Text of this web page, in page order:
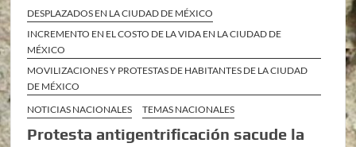
DESPLAZADOS EN LA CIUDAD DE MÉXICO
INCREMENTO EN EL COSTO DE LA VIDA EN LA CIUDAD DE
MÉXICO
MOVILIZACIONES Y PROTESTAS DE HABITANTES DE LA CIUDAD
DE MÉXICO
NOTICIAS NACIONALES
TEMAS NACIONALES
Protesta antigentrificación sacude la